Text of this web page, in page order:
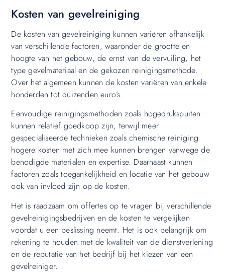
Kosten van gevelreiniging
De kosten van gevelreiniging kunnen variëren afhankelijk
van verschillende factoren, waaronder de grootte en
hoogte van het gebouw, de ernst van de vervuiling, het
type gevelmateriaal en de gekozen reinigingsmethode.
Over het algemeen kunnen de kosten variëren van enkele
honderden tot duizenden euro’s.
Eenvoudige reinigingsmethoden zoals hogedrukspuiten
kunnen relatief goedkoop zijn, terwijl meer
gespecialiseerde technieken zoals chemische reiniging
hogere kosten met zich mee kunnen brengen vanwege de
benodigde materialen en expertise. Daarnaast kunnen
factoren zoals toegankelijkheid en locatie van het gebouw
ook van invloed zijn op de kosten.
Het is raadzaam om offertes op te vragen bij verschillende
gevelreinigingsbedrijven en de kosten te vergelijken
voordat u een beslissing neemt. Het is ook belangrijk om
rekening te houden met de kwaliteit van de dienstverlening
en de reputatie van het bedrijf bij het kiezen van een
gevelreiniger.